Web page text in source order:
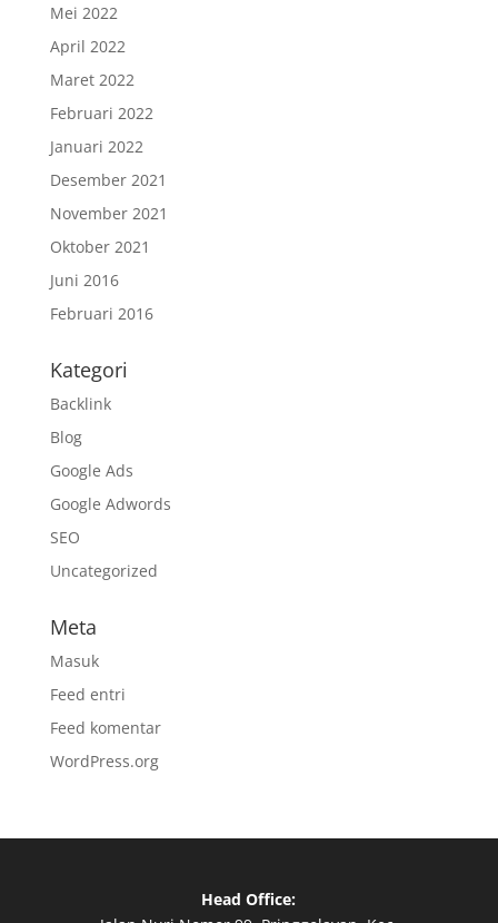
Mei 2022
April 2022
Maret 2022
Februari 2022
Januari 2022
Desember 2021
November 2021
Oktober 2021
Juni 2016
Februari 2016
Kategori
Backlink
Blog
Google Ads
Google Adwords
SEO
Uncategorized
Meta
Masuk
Feed entri
Feed komentar
WordPress.org
Head Office: